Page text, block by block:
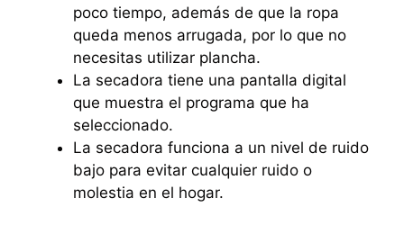
poco tiempo, además de que la ropa
queda menos arrugada, por lo que no
necesitas utilizar plancha.
La secadora tiene una pantalla digital
que muestra el programa que ha
seleccionado.
La secadora funciona a un nivel de ruido
bajo para evitar cualquier ruido o
molestia en el hogar.